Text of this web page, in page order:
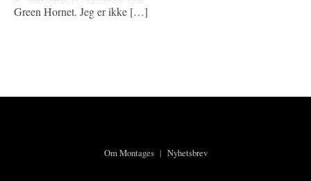
Green Hornet. Jeg er ikke […]
Om Montages| Nyhetsbrev